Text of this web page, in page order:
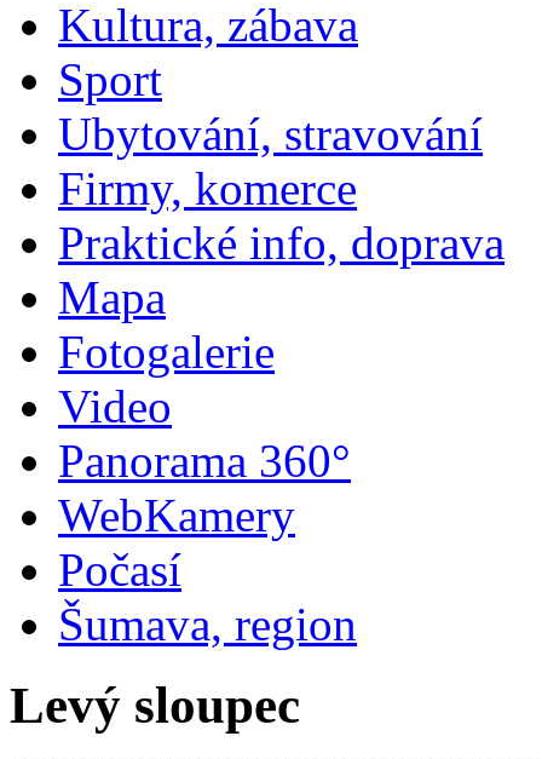
Kultura, zábava
Sport
Ubytování, stravování
Firmy, komerce
Praktické info, doprava
Mapa
Fotogalerie
Video
Panorama 360°
WebKamery
Počasí
Šumava, region
Levý sloupec